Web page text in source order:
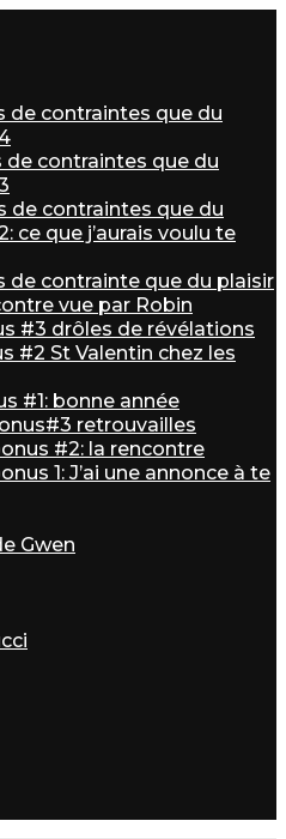
de contraintes que du
de contraintes que du
de contraintes que du
ce que j’aurais voulu te
de contrainte que du plaisir
vue par Robin
#3 drôles de révélations
#2 St Valentin chez les
#1: bonne année
retrouvailles
#2: la rencontre
1: J’ai une annonce à te
Gwen